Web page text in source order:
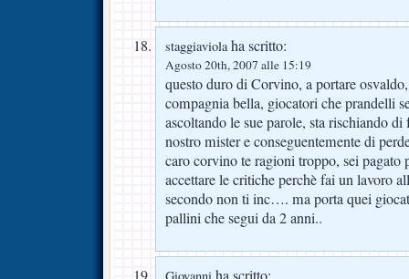
staggiaviolaha scritto:
Agosto 20th, 2007 alle 15:19
questo duro di Corvino, a portare
compagnia bella, giocatori che prandelli
ascoltando le sue parole, sta rischiando
nostro mister e conseguentemente di
caro corvino te ragioni troppo, sei pagato
accettare le critiche perchè fai un lavoro
secondo non ti inc…. ma porta quei
pallini che segui da 2 anni..